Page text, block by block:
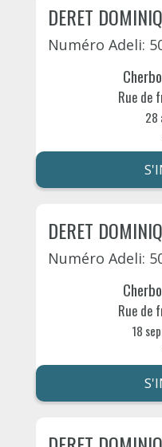
DERET
Numéro Adeli:
Rue de
28
DERET
Numéro Adeli:
Rue de
18